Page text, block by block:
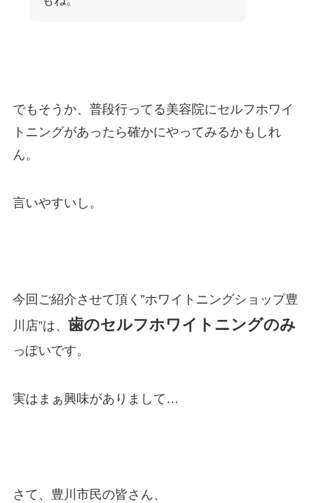
でもそうか、普段行ってる美容院にセルフホワイ
トニングがあったら確かにやってみるかもしれ
ん。
言いやすいし。
今回ご紹介させて頂く”ホワイトニングショップ豊
川店”は、 歯のセルフホワイトニングのみ
っぽいです。
実はまぁ興味がありまして…
さて、豊川市民の皆さん、